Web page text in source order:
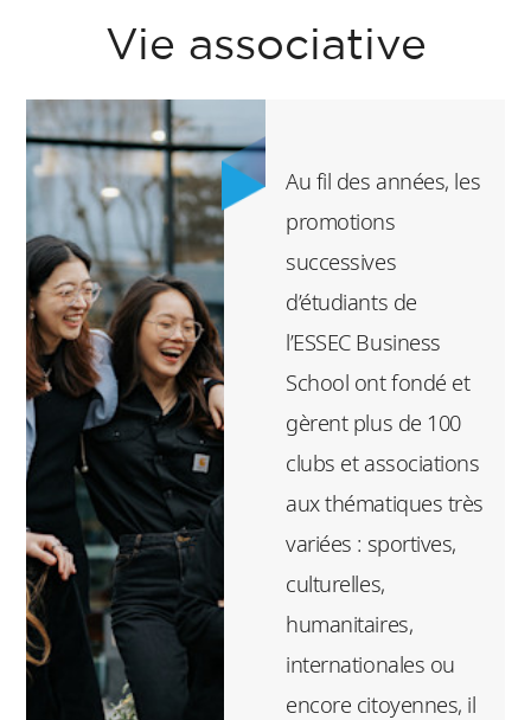
Vie associative
Au fil des années, les
promotions
successives
d’étudiants de
l’ESSEC Business
School ont fondé et
gèrent plus de 100
clubs et associations
aux thématiques très
variées : sportives,
culturelles,
humanitaires,
internationales ou
encore citoyennes, il